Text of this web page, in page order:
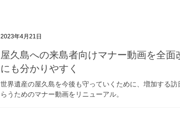
2023年4月21日
屋久島への来島者向けマナー動画を全
にも分かりやすく
世界遺産の屋久島を今後も守っていくために、増加する
らうためのマナー動画をリニューアル。